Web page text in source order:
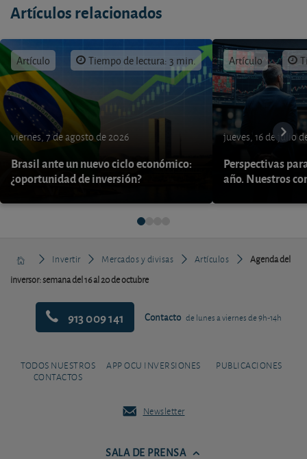
Artículos relacionados
Artículo Tiempo de lectura: 3 min.
viernes, 7 de agosto de 2026
Brasil ante un nuevo ciclo económico:
¿oportunidad de inversión?
Artículo
jueves, 16 de julio
Perspectivas
año. Nuestros
Invertir Mercados y divisas Artículos
Agenda del
inversor: semana del 16 al 20 de octubre
913 009 141 Contacto de lunes a viernes de 9h-14h
TODOS NUESTROS
CONTACTOS
APP OCU INVERSIONES PUBLICACIONES
Newsletter
SALA DE PRENSA